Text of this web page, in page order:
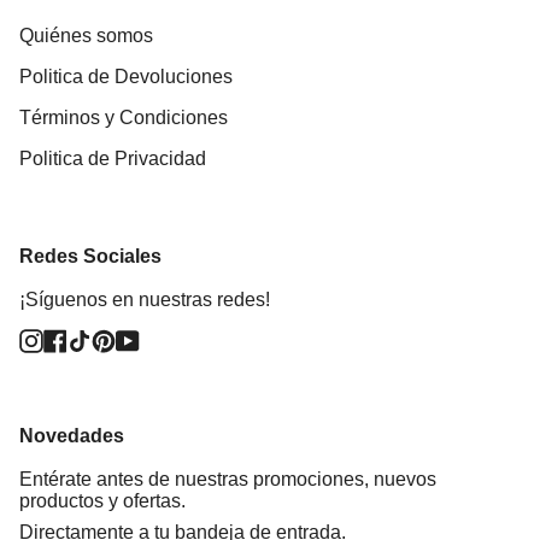
Quiénes somos
Politica de Devoluciones
Términos y Condiciones
Politica de Privacidad
Redes Sociales
¡Síguenos en nuestras redes!
Instagram
Facebook
TikTokPinterest
YouTube
Novedades
Entérate antes de nuestras promociones, nuevos
productos y ofertas.
Directamente a tu bandeja de entrada.